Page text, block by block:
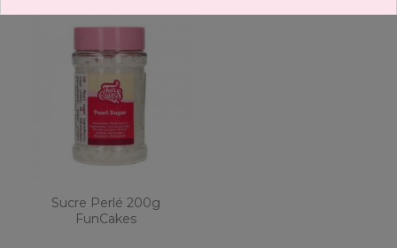
Sucre Perlé 200g
FunCakes